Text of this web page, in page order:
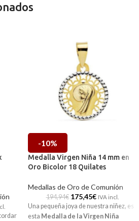
-10%
Medalla Virgen Niña 14 mm en
Oro Bicolor 18 Quilates
Medallas de Oro de Comunión
194,94€ 175,45€ IVA incl.
Una pequeña joya de nuestra niñez, es
esta Medalla de la Virgen Niña